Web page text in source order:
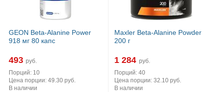
GEON Beta-Alanine Power
918 мг 80 капс
493 руб.
Порций: 10
Цена порции: 49.30 руб.
В наличии
Maxler Beta-Alanine Powder
200 г
1 284 руб.
Порций: 40
Цена порции: 32.10 руб.
В наличии